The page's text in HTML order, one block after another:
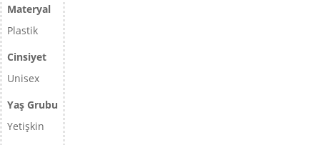
Materyal
Plastik
Cinsiyet
Unisex
Yaş Grubu
Yetişkin